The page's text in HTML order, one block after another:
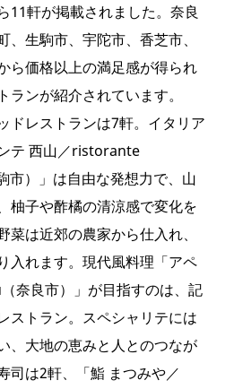
11軒が掲載されました。奈良
、生駒市、宇陀市、香芝市、
ら価格以上の満足感が得られ
ランが紹介されています。
ドレストランは7軒。イタリア
テ 西山／ristorante
市）」は自由な発想力で、山
柚子や酢橘の清涼感で変化を
菜は近郊の農家から仕入れ、
入れます。現代風料理「アペ
奈良市）」が目指すのは、記
ストラン。スペシャリテには
、大地の恵みと人とのつなが
司は2軒、「鮨 まつみや／